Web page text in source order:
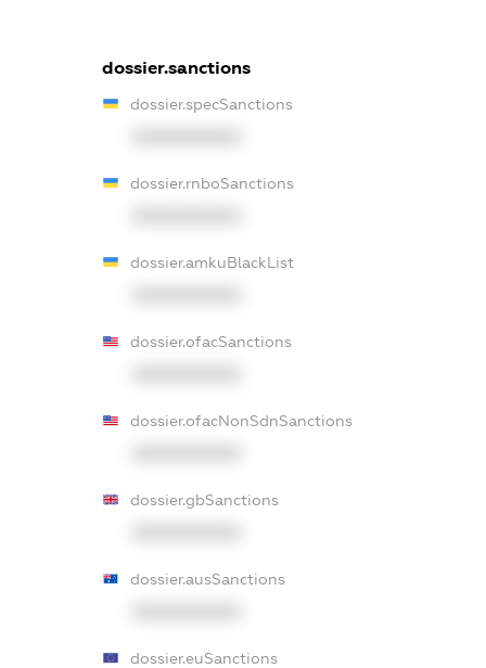
dossier.sanctions
dossier.specSanctions
dossier.rnboSanctions
dossier.amkuBlackList
dossier.ofacSanctions
dossier.ofacNonSdnSanctions
dossier.gbSanctions
dossier.ausSanctions
dossier.euSanctions